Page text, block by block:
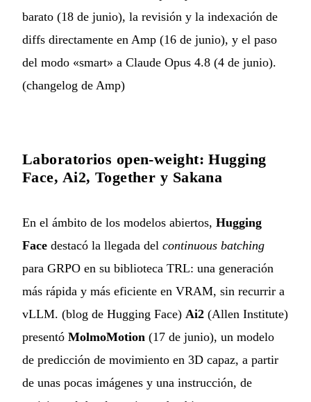
barato (18 de junio), la revisión y la indexación de
diffs directamente en Amp (16 de junio), y el paso
del modo «smart» a Claude Opus 4.8 (4 de junio).
(changelog de Amp)
Laboratorios open-weight: Hugging
Face, Ai2, Together y Sakana
En el ámbito de los modelos abiertos, Hugging
Face destacó la llegada del continuous batching
para GRPO en su biblioteca TRL: una generación
más rápida y más eficiente en VRAM, sin recurrir a
vLLM. (blog de Hugging Face) Ai2 (Allen Institute)
presentó MolmoMotion (17 de junio), un modelo
de predicción de movimiento en 3D capaz, a partir
de unas pocas imágenes y una instrucción, de